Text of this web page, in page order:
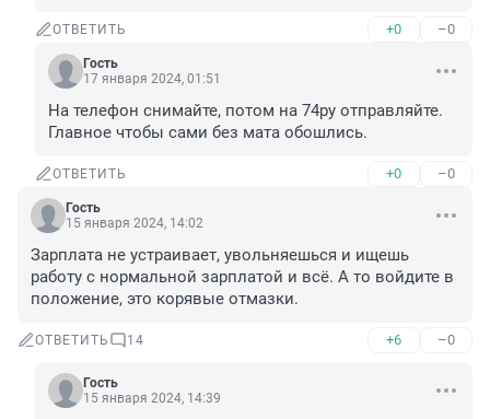
ОТВЕТИТЬ +0 –0
Гость
17 января 2024, 01:51
На телефон снимайте, потом на 74ру отправляйте.
Главное чтобы сами без мата обошлись.
ОТВЕТИТЬ +0 –0
Гость
15 января 2024, 14:02
Зарплата не устраивает, увольняешься и ищешь
работу с нормальной зарплатой и всё. А то войдите в
положение, это корявые отмазки.
ОТВЕТИТЬ 14 +6 –0
Гость
15 января 2024, 14:39